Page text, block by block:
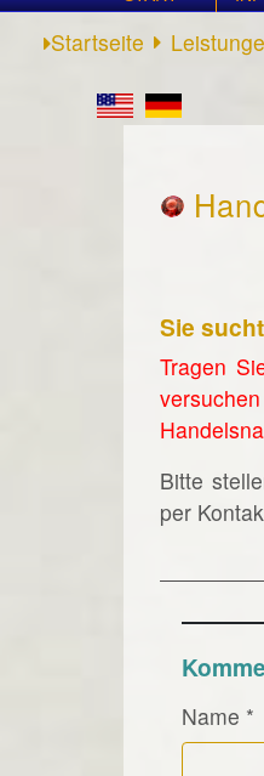
Startseite
Sie
Tragen
Bitte
per
Name *